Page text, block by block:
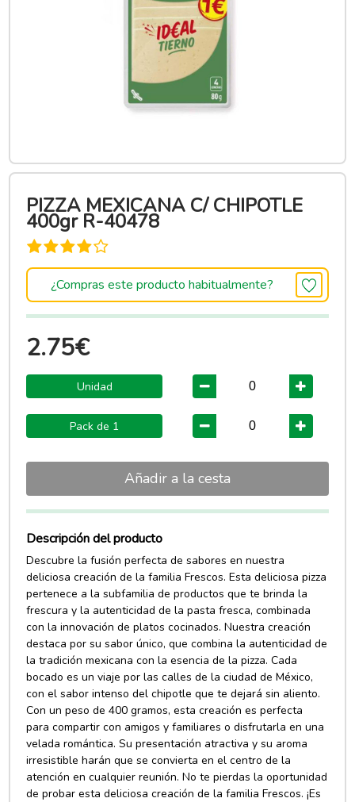
PIZZA MEXICANA C/ CHIPOTLE
400gr R-40478
¿Compras este producto habitualmente?
2.75€
Unidad
Pack de 1
Añadir a la cesta
Descripción del producto
Descubre la fusión perfecta de sabores en nuestra
deliciosa creación de la familia Frescos. Esta deliciosa pizza
pertenece a la subfamilia de productos que te brinda la
frescura y la autenticidad de la pasta fresca, combinada
con la innovación de platos cocinados. Nuestra creación
destaca por su sabor único, que combina la autenticidad de
la tradición mexicana con la esencia de la pizza. Cada
bocado es un viaje por las calles de la ciudad de México,
con el sabor intenso del chipotle que te dejará sin aliento.
Con un peso de 400 gramos, esta creación es perfecta
para compartir con amigos y familiares o disfrutarla en una
velada romántica. Su presentación atractiva y su aroma
irresistible harán que se convierta en el centro de la
atención en cualquier reunión. No te pierdas la oportunidad
de probar esta deliciosa creación de la familia Frescos. ¡Es